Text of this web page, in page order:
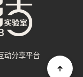
动分享平台
↑